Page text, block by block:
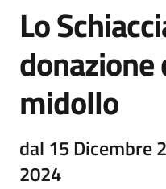
Lo
donazione
midollo
dal 15 Dicembre
2024